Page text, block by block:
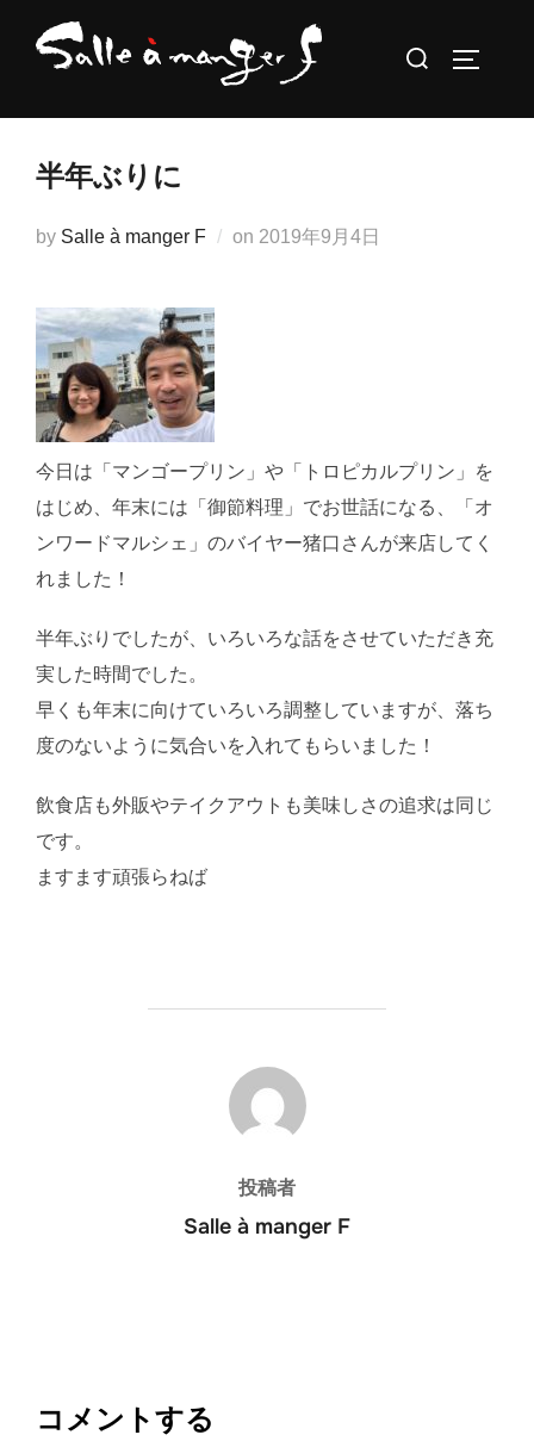
ン
検
半年ぶりに
by Salle à manger F on 投
2019年9月4日
今日は「マンゴープリン」や「トロピカルプリン」を
はじめ、年末には「御節料理」でお世話になる、「オ
ンワードマルシェ」のバイヤー猪口さんが来店してく
れました！
半年ぶりでしたが、いろいろな話をさせていただき充
実した時間でした。
早くも年末に向けていろいろ調整していますが、落ち
度のないように気合いを入れてもらいました！
飲食店も外販やテイクアウトも美味しさの追求は同じ
です。
ますます頑張らねば
投稿者
投稿者
Salle à manger F
コメントする